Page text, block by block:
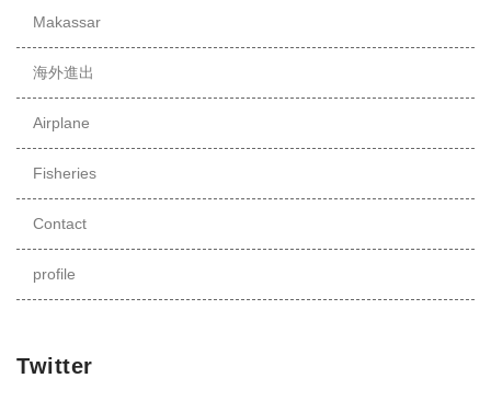
Makassar
海外進出
Airplane
Fisheries
Contact
profile
Twitter